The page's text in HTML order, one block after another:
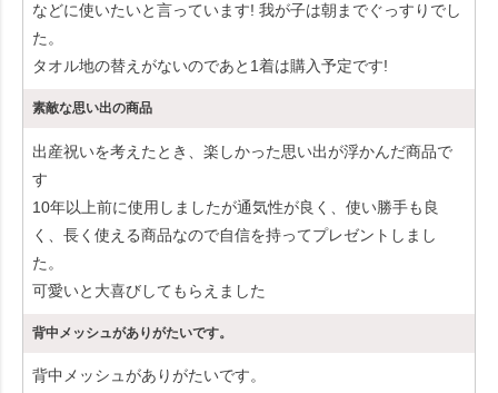
などに使いたいと言っています! 我が子は朝までぐっすりでし
た。
タオル地の替えがないのであと1着は購入予定です!
素敵な思い出の商品
出産祝いを考えたとき、楽しかった思い出が浮かんだ商品で
す
10年以上前に使用しましたが通気性が良く、使い勝手も良
く、長く使える商品なので自信を持ってプレゼントしまし
た。
可愛いと大喜びしてもらえました
背中メッシュがありがたいです。
背中メッシュがありがたいです。